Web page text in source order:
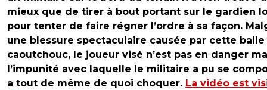
mieux que de tirer à bout portant sur le gardien
pour tenter de faire régner l’ordre à sa façon.
une blessure spectaculaire causée par cette balle
caoutchouc, le joueur visé n’est pas en danger
l’impunité avec laquelle le militaire a pu se
a tout de même de quoi choquer. La vidéo est